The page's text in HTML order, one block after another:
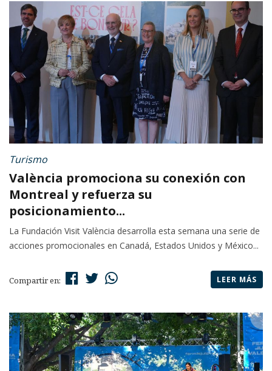
Turismo
València promociona su conexión con
Montreal y refuerza su
posicionamiento...
La Fundación Visit València desarrolla esta semana una serie de
acciones promocionales en Canadá, Estados Unidos y México...
Compartir en: LEER MÁS